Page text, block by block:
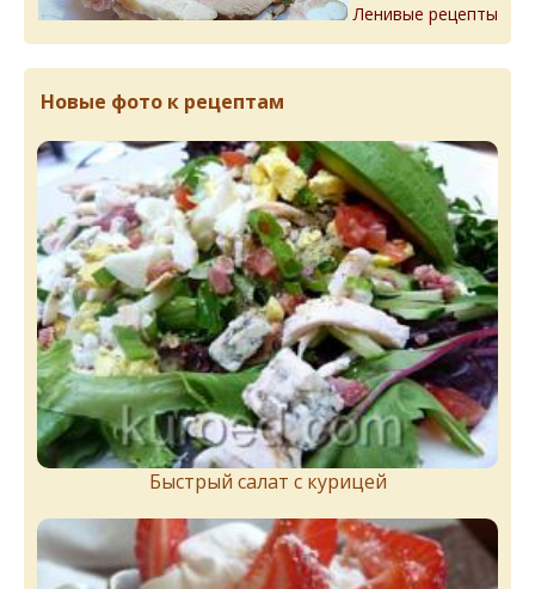
Ленивые рецепты
Новые фото к рецептам
Быстрый салат с курицей